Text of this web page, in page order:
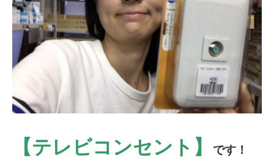
【テレビコンセント】 です！